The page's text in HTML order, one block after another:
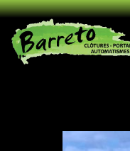
Aller au contenu principal